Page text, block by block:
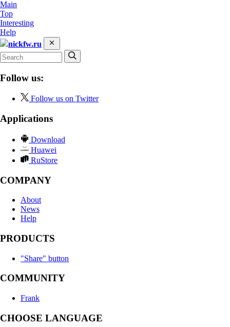
Main
Top
Interesting
Help
nickfw.ru
Follow us:
Follow us on Twitter
Applications
Download
Huawei
RuStore
COMPANY
About
News
Help
PRODUCTS
"Share" button
COMMUNITY
Frank
CHOOSE LANGUAGE